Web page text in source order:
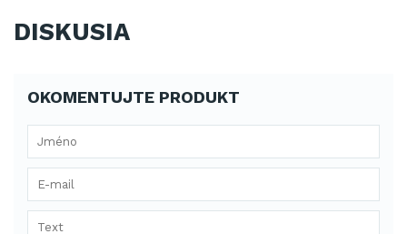
DISKUSIA
OKOMENTUJTE PRODUKT